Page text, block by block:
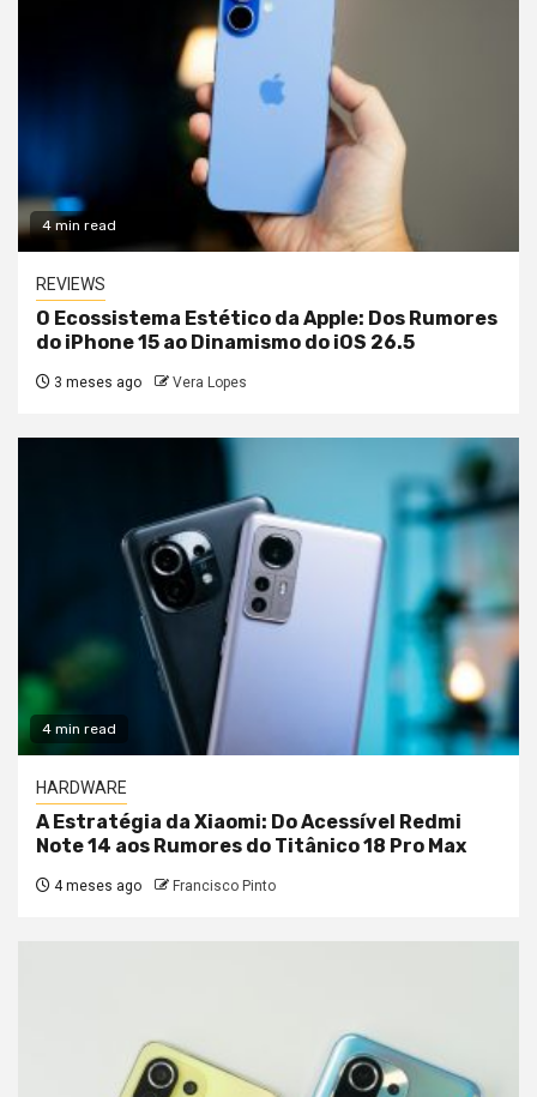
4 min read
REVIEWS
O Ecossistema Estético da Apple: Dos Rumores
do iPhone 15 ao Dinamismo do iOS 26.5
3 meses ago Vera Lopes
4 min read
HARDWARE
A Estratégia da Xiaomi: Do Acessível Redmi
Note 14 aos Rumores do Titânico 18 Pro Max
4 meses ago Francisco Pinto